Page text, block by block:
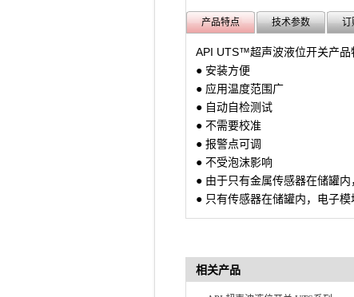
产品特点 技术参数 订
API UTS™超声波液位开关产品
● 安装方便
● 应用温度范围广
● 自动自检测试
● 不需要校准
● 报警点可调
● 不受泡沫影响
● 由于只有金属传感器在储罐
● 只有传感器在储罐内，电子
相关产品